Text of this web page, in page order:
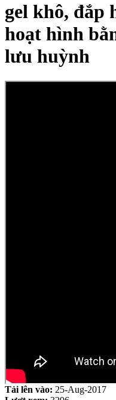
gel khô, đắp
hoạt hình
lưu huỳnh
Tải lên vào: 25-Aug-2017